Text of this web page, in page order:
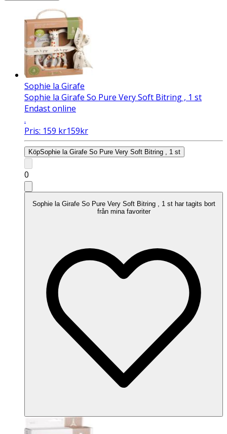
Sophie la Girafe
Sophie la Girafe So Pure Very Soft Bitring , 1 st
Endast online
.
Pris: 159 kr159kr
KöpSophie la Girafe So Pure Very Soft Bitring , 1 st
0
Sophie la Girafe So Pure Very Soft Bitring , 1 st har tagits bort
från mina favoriter